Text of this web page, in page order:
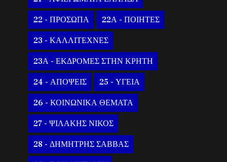
22 - ΠΡΟΣΩΠΑ 22Α - ΠΟΙΗΤΕΣ
23 - ΚΑΛΛΙΤΕΧΝΕΣ
23Α - ΕΚΔΡΟΜΕΣ ΣΤΗΝ ΚΡΗΤΗ
24 - ΑΠΟΨΕΙΣ 25 - ΥΓΕΙΑ
26 - ΚΟΙΝΩΝΙΚΑ ΘΕΜΑΤΑ
27 - ΨΙΛΑΚΗΣ ΝΙΚΟΣ
28 - ΔΗΜΗΤΡΗΣ ΣΑΒΒΑΣ